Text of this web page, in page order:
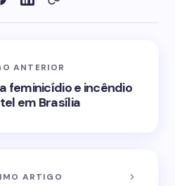
ANTERIOR
feminicídio e incêndio
em Brasília
ARTIGO